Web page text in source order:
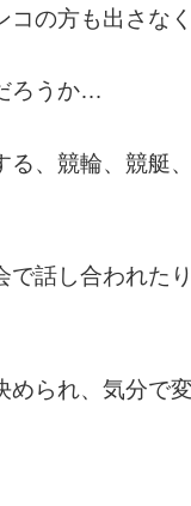
の方も出さなく
ろうか…
、競輪、競
話し合われ
られ、気分で変